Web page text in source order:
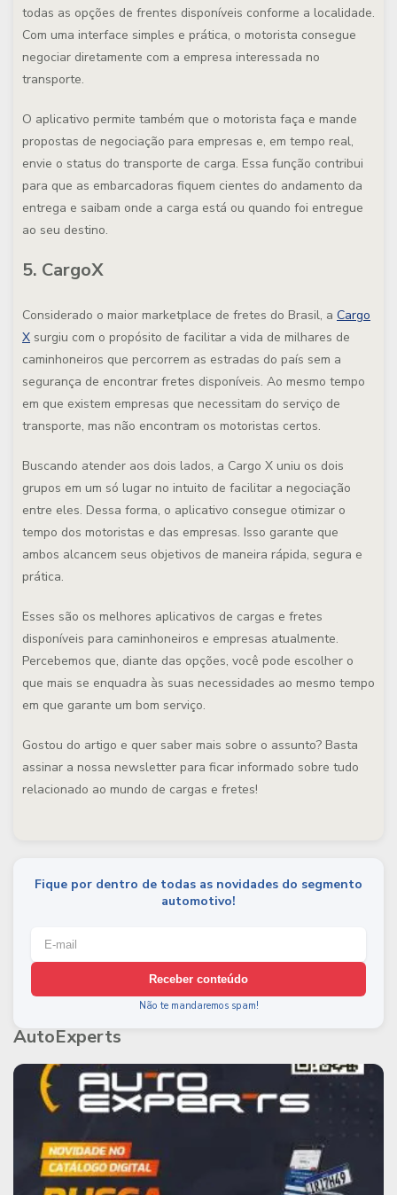
todas as opções de frentes disponíveis conforme a localidade.
Com uma interface simples e prática, o motorista consegue
negociar diretamente com a empresa interessada no
transporte.
O aplicativo permite também que o motorista faça e mande
propostas de negociação para empresas e, em tempo real,
envie o status do transporte de carga. Essa função contribui
para que as embarcadoras fiquem cientes do andamento da
entrega e saibam onde a carga está ou quando foi entregue
ao seu destino.
5. CargoX
Considerado o maior marketplace de fretes do Brasil, a Cargo
X surgiu com o propósito de facilitar a vida de milhares de
caminhoneiros que percorrem as estradas do país sem a
segurança de encontrar fretes disponíveis. Ao mesmo tempo
em que existem empresas que necessitam do serviço de
transporte, mas não encontram os motoristas certos.
Buscando atender aos dois lados, a Cargo X uniu os dois
grupos em um só lugar no intuito de facilitar a negociação
entre eles. Dessa forma, o aplicativo consegue otimizar o
tempo dos motoristas e das empresas. Isso garante que
ambos alcancem seus objetivos de maneira rápida, segura e
prática.
Esses são os melhores aplicativos de cargas e fretes
disponíveis para caminhoneiros e empresas atualmente.
Percebemos que, diante das opções, você pode escolher o
que mais se enquadra às suas necessidades ao mesmo tempo
em que garante um bom serviço.
Gostou do artigo e quer saber mais sobre o assunto? Basta
assinar a nossa newsletter para ficar informado sobre tudo
relacionado ao mundo de cargas e fretes!
Fique por dentro de todas as novidades do segmento
automotivo!
Receber conteúdo
Não te mandaremos spam!
AutoExperts